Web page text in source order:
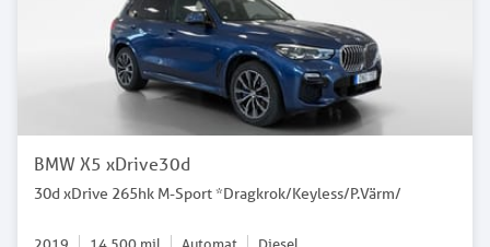
BMW X5 xDrive30d
30d xDrive 265hk M-Sport *Dragkrok/Keyless/P.Värm/